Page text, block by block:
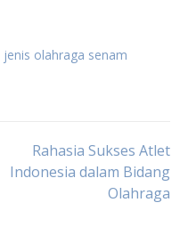
jenis olahraga senam
Rahasia Sukses Atlet
Indonesia dalam Bidang
Olahraga